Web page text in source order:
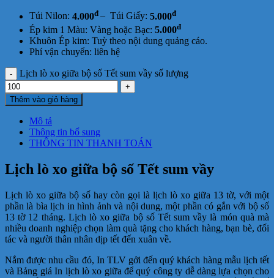
Túi Nilon: 4.000đ – Túi Giấy: 5.000đ
Ép kim 1 Màu: Vàng hoặc Bạc: 5.000đ
Khuôn Ép kim: Tuỳ theo nội dung quảng cáo.
Phí vận chuyển: liên hệ
Lịch lò xo giữa bộ số Tết sum vầy số lượng
Thêm vào giỏ hàng
Mô tả
Thông tin bổ sung
THÔNG TIN THANH TOÁN
Lịch lò xo giữa bộ số Tết sum vầy
Lịch lò xo giữa bộ số hay còn gọi là lịch lò xo giữa 13 tờ, với một
phần là bìa lịch in hình ảnh và nội dung, một phần có gắn với bộ số
13 tờ 12 tháng. Lịch lò xo giữa bộ số Tết sum vầy là món quà mà
nhiều doanh nghiệp chọn làm quà tặng cho khách hàng, bạn bè, đối
tác và người thân nhân dịp tết đến xuân về.
Nắm được nhu cầu đó, In TLV gởi đến quý khách hàng mẫu lịch tết
và Bảng giá In lịch lò xo giữa để quý công ty dễ dàng lựa chọn cho